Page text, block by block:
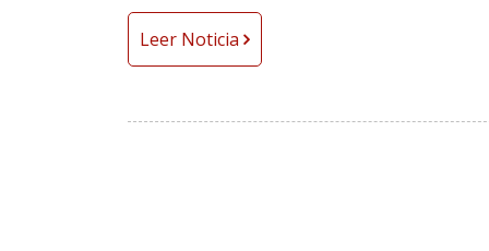
Leer Noticia